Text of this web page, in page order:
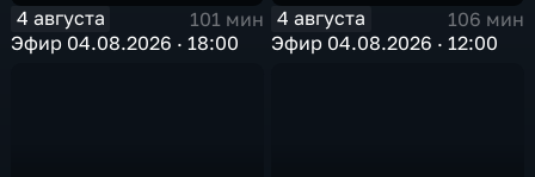
4 августа
101 мин
Эфир 04.08.2026 · 18:00
4 августа
106 мин
Эфир 04.08.2026 · 12:00